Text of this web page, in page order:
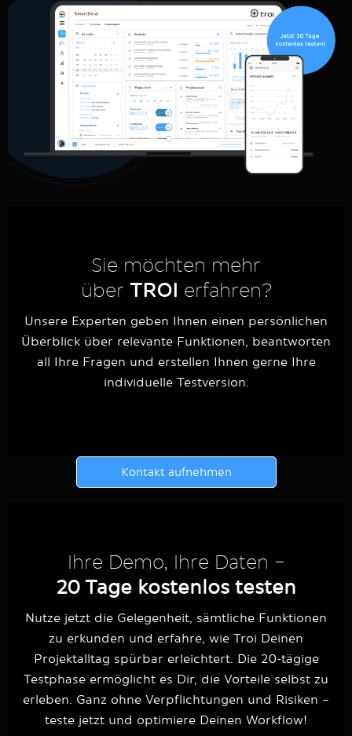
Sie möchten mehr
über TROI erfahren?
Unsere Experten geben Ihnen einen persönlichen
Überblick über relevante Funktionen, beantworten
all Ihre Fragen und erstellen Ihnen gerne Ihre
individuelle Testversion.
Kontakt aufnehmen
Ihre Demo, Ihre Daten –
20 Tage kostenlos testen
Nutze jetzt die Gelegenheit, sämtliche Funktionen
zu erkunden und erfahre, wie Troi Deinen
Projektalltag spürbar erleichtert. Die 20-tägige
Testphase ermöglicht es Dir, die Vorteile selbst zu
erleben. Ganz ohne Verpflichtungen und Risiken –
teste jetzt und optimiere Deinen Workflow!